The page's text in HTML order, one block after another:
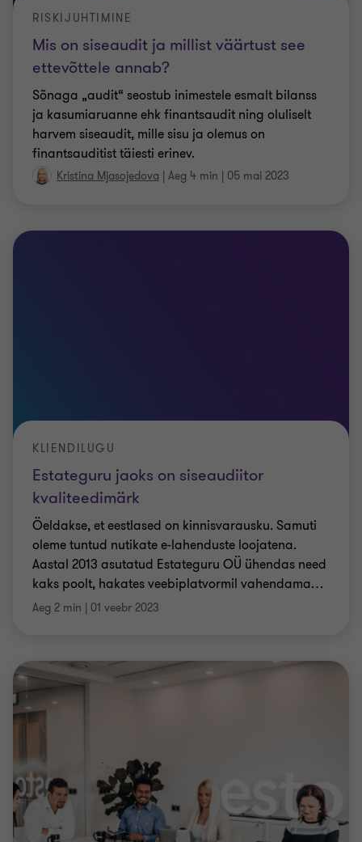
Mis on siseaudit ja millist väärtust see
ettevõttele annab?
RISKIJUHTIMINE
Sõnaga „audit“ seostub inimestele esmalt bilanss
ja kasumiaruanne ehk finantsaudit ning oluliselt
harvem siseaudit, mille sisu ja olemus on
finantsauditist täiesti erinev.
Kristina Mjasojedova | Aeg 4 min | 05 mai 2023
Estateguru jaoks on siseaudiitor
kvaliteedimärk
KLIENDILUGU
Öeldakse, et eestlased on kinnisvarausku. Samuti
oleme tuntud nutikate e-lahenduste loojatena.
Aastal 2013 asutatud Estateguru OÜ ühendas need
kaks poolt, hakates veebiplatvormil vahendama…
Aeg 2 min | 01 veebr 2023